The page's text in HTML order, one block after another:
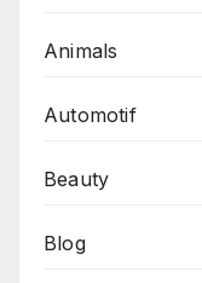
Animals
Automotif
Beauty
Blog